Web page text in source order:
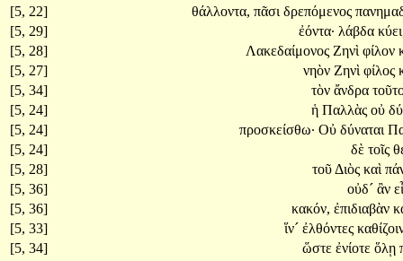
[5, 22]
θάλλοντα, πᾶσι δρεπόμενος
[5, 29]
ἐόντα· λάβδα
[5, 28]
Λακεδαίμονος Ζηνὶ φίλον
[5, 27]
νηὸν Ζηνὶ φίλος
[5, 34]
τὸν ἄνδρα
[5, 24]
ἡ Παλλὰς οὐ
[5, 24]
προσκείσθω· Οὐ δύναται
[5, 24]
δὲ τοῖς
[5, 28]
τοῦ Διὸς καὶ
[5, 36]
οὐδ´ ἂν
[5, 36]
κακόν, ἐπιδιαβὰν
[5, 33]
ἵν´ ἐλθόντες
[5, 34]
ὥστε ἐνίοτε ὅλῃ